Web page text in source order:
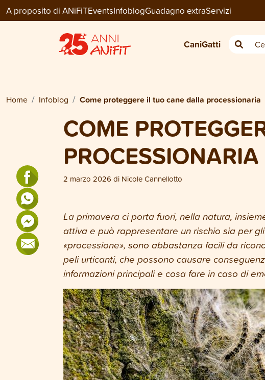
A proposito di ANiFiTEventsInfoblogGuadagno extraServizi
CaniGatti
Home Infoblog Come proteggere il tuo cane dalla processionaria
COME
PROCESSIONARIA
2 marzo 2026 di Nicole Cannellotto
La primavera ci porta fuori, nella natura,
attiva e può rappresentare un rischio sia per
«processione», sono abbastanza facili da
peli urticanti, che possono causare
informazioni principali e cosa fare in caso di